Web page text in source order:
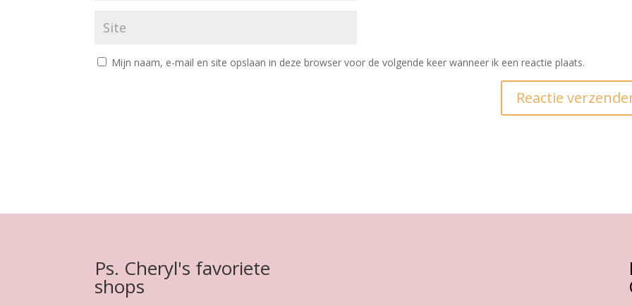
Mijn naam, e-mail en site opslaan in deze browser voor de volgende keer wanneer ik een reactie plaats.
Ps. Cheryl's favoriete
shops